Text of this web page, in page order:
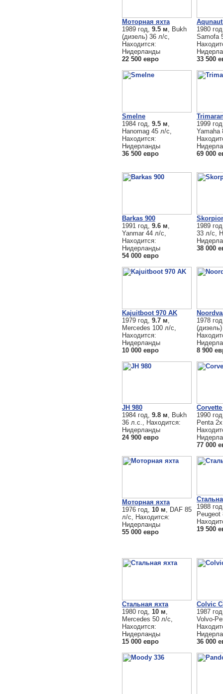
Моторная яхта
1989 год, 9.5 м , Bukh
(дизель) 36 л/с,
Находится:
Нидерланды
22 500 евро
1980
Samofa
33 500
Smelne
1984 год, 9.5 м
Hanomag 45 л/с,
Находится:
Нидерланды
36 500 евро
1999
Yamaha
69 000
Barkas 900
1991 год, 9.6 м
Yanmar 44 л/с,
Находится:
Нидерланды
54 000 евро
1989
33 л/с,
38 000
Kajuitboot 970 AK
1979 год, 9.7 м
Mercedes 100 л/с,
Находится:
Нидерланды
10 000 евро
1978
8 900
JH 980
1984 год, 9.8 м , Bukh
36 л.с., Находится:
Нидерланды
24 900 евро
Corvette
1990
Penta
77 000
Моторная яхта
1976 год, 10 м , DAF 85
л/с, Находится:
Нидерланды
55 000 евро
1988
Peugeot
19 500
Стальная яхта
1980 год, 10 м
Mercedes 50 л/с,
Находится:
Нидерланды
15 000 евро
Colvic
1987
Volvo-
36 000